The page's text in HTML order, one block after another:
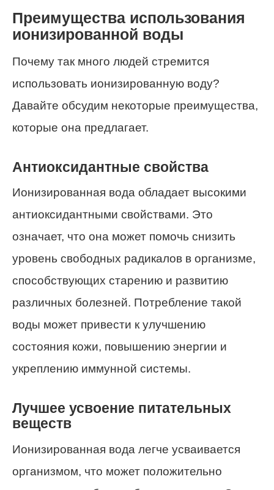
Преимущества использования
ионизированной воды
Почему так много людей стремится
использовать ионизированную воду?
Давайте обсудим некоторые преимущества,
которые она предлагает.
Антиоксидантные свойства
Ионизированная вода обладает высокими
антиоксидантными свойствами. Это
означает, что она может помочь снизить
уровень свободных радикалов в организме,
способствующих старению и развитию
различных болезней. Потребление такой
воды может привести к улучшению
состояния кожи, повышению энергии и
укреплению иммунной системы.
Лучшее усвоение питательных
веществ
Ионизированная вода легче усваивается
организмом, что может положительно